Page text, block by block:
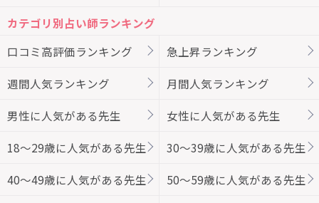
カテゴリ別占い師ランキング
口コミ高評価ランキング
急上昇ランキング
週間人気ランキング 月間人気ランキング
男性に人気がある先生 女性に人気がある先生
18～29歳に人気がある先生 30～39歳に人気がある先生
40～49歳に人気がある先生 50～59歳に人気がある先生